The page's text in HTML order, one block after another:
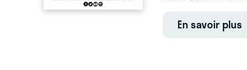
En savoir plus